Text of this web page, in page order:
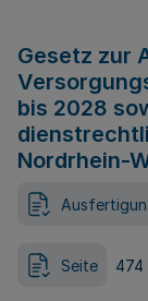
Gesetz zur
bis 2028
Nordrhein-
Seite 474